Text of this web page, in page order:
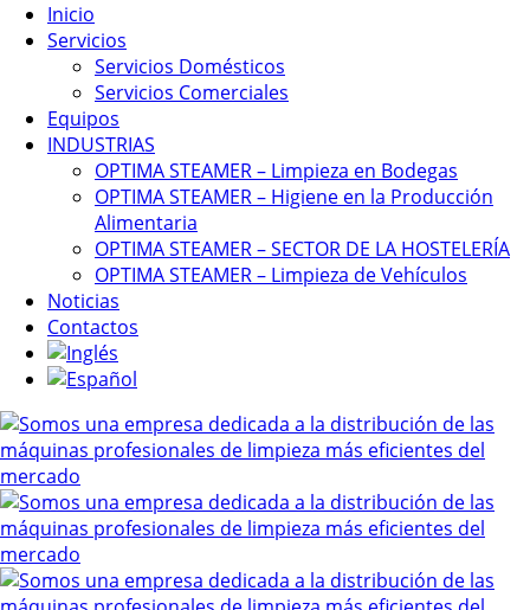
Inicio
Servicios
Servicios Domésticos
Servicios Comerciales
Equipos
INDUSTRIAS
OPTIMA STEAMER – Limpieza en Bodegas
OPTIMA STEAMER – Higiene en la Producción
Alimentaria
OPTIMA STEAMER – SECTOR DE LA HOSTELERÍA
OPTIMA STEAMER – Limpieza de Vehículos
Noticias
Contactos